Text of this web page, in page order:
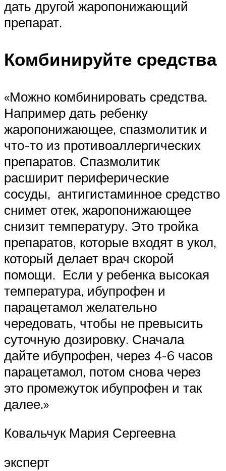
дать другой жаропонижающий
препарат.
Комбинируйте средства
«Можно комбинировать средства.
Например дать ребенку
жаропонижающее, спазмолитик и
что-то из противоаллергических
препаратов. Спазмолитик
расширит периферические
сосуды, антигистаминное средство
снимет отек, жаропонижающее
снизит температуру. Это тройка
препаратов, которые входят в укол,
который делает врач скорой
помощи. Если у ребенка высокая
температура, ибупрофен и
парацетамол желательно
чередовать, чтобы не превысить
суточную дозировку. Сначала
дайте ибупрофен, через 4-6 часов
парацетамол, потом снова через
это промежуток ибупрофен и так
далее.»
Ковальчук Мария Сергеевна
эксперт